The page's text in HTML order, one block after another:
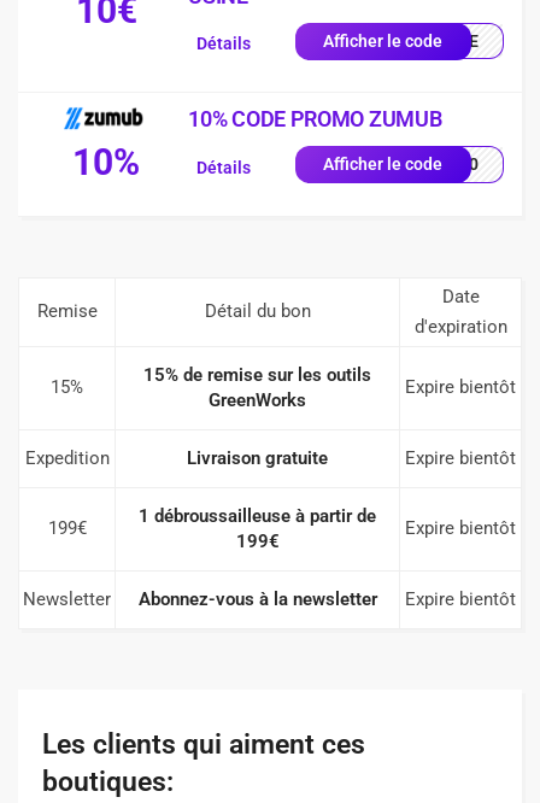
10€
Afficher le codeENUE
Détails
10%
10% CODE PROMO ZUMUB
Afficher le codeF-10
Détails
Remise Détail du bon
Date
d'expiration
15%
15% de remise sur les outils
GreenWorks
Expire bientôt
Expedition Livraison gratuite Expire bientôt
199€
1 débroussailleuse à partir de
199€
Expire bientôt
Newsletter Abonnez-vous à la newsletter Expire bientôt
Les clients qui aiment ces
boutiques: